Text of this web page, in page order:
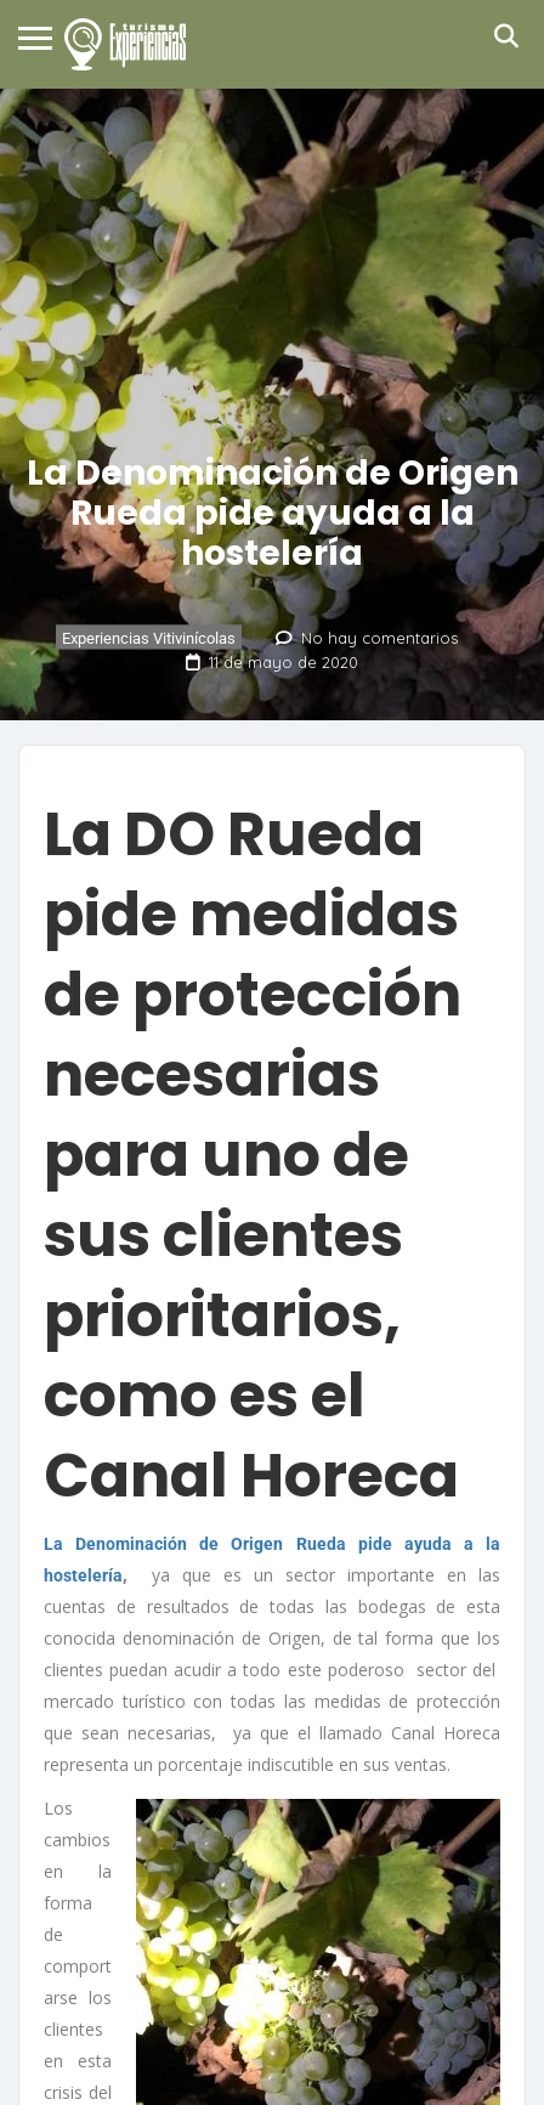
La Denominación de Origen
Rueda pide ayuda a la
hostelería
Experiencias Vitivinícolas
No hay comentarios
11 de mayo de 2020
La DO Rueda
pide medidas
de protección
necesarias
para uno de
sus clientes
prioritarios,
como es el
Canal Horeca
La Denominación de Origen Rueda pide ayuda a la
hostelería,
ya que es un sector importante en las
cuentas de resultados de todas las bodegas de esta
conocida denominación de Origen, de tal forma que los
clientes puedan acudir a todo este poderoso sector del
mercado turístico con todas las medidas de protección
que sean necesarias, ya que el llamado Canal Horeca
representa un porcentaje indiscutible en sus ventas.
Los
cambios
en la
forma
de
comport
arse los
clientes
en esta
crisis del